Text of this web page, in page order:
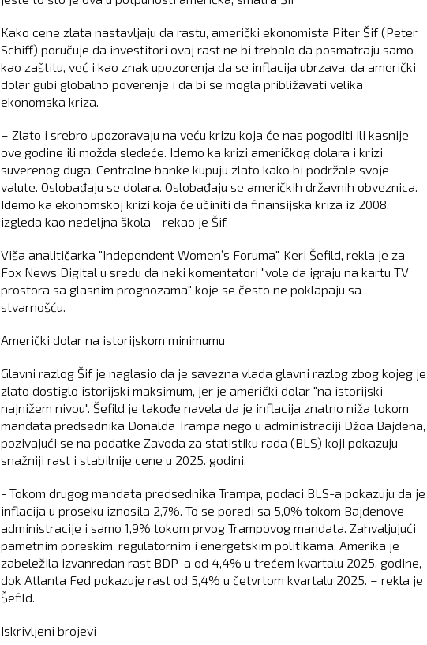
Kako cene zlata nastavljaju da rastu, američki ekonomista Piter Šif (Peter
Schiff) poručuje da investitori ovaj rast ne bi trebalo da posmatraju samo
kao zaštitu, već i kao znak upozorenja da se inflacija ubrzava, da američki
dolar gubi globalno poverenje i da bi se mogla približavati velika
ekonomska kriza.
– Zlato i srebro upozoravaju na veću krizu koja će nas pogoditi ili kasnije
ove godine ili možda sledeće. Idemo ka krizi američkog dolara i krizi
suverenog duga. Centralne banke kupuju zlato kako bi podržale svoje
valute. Oslobađaju se dolara. Oslobađaju se američkih državnih obveznica.
Idemo ka ekonomskoj krizi koja će učiniti da finansijska kriza iz 2008.
izgleda kao nedeljna škola - rekao je Šif.
Viša analitičarka "Independent Women’s Foruma", Keri Šefild, rekla je za
Fox News Digital u sredu da neki komentatori "vole da igraju na kartu TV
prostora sa glasnim prognozama" koje se često ne poklapaju sa
stvarnošću.
Američki dolar na istorijskom minimumu
Glavni razlog Šif je naglasio da je savezna vlada glavni razlog zbog kojeg je
zlato dostiglo istorijski maksimum, jer je američki dolar "na istorijski
najnižem nivou". Šefild je takođe navela da je inflacija znatno niža tokom
mandata predsednika Donalda Trampa nego u administraciji Džoa Bajdena,
pozivajući se na podatke Zavoda za statistiku rada (BLS) koji pokazuju
snažniji rast i stabilnije cene u 2025. godini.
- Tokom drugog mandata predsednika Trampa, podaci BLS-a pokazuju da je
inflacija u proseku iznosila 2,7%. To se poredi sa 5,0% tokom Bajdenove
administracije i samo 1,9% tokom prvog Trampovog mandata. Zahvaljujući
pametnim poreskim, regulatornim i energetskim politikama, Amerika je
zabeležila izvanredan rast BDP-a od 4,4% u trećem kvartalu 2025. godine,
dok Atlanta Fed pokazuje rast od 5,4% u četvrtom kvartalu 2025. – rekla je
Šefild.
Iskrivljeni brojevi